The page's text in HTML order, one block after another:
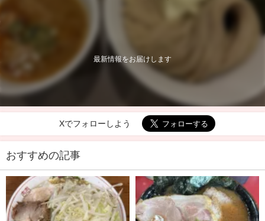
最新情報をお届けします
Xでフォローしよう
おすすめの記事